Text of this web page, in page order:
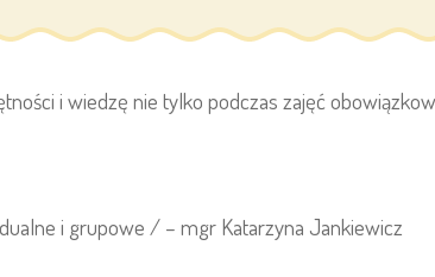
i wiedzę nie tylko podczas zajęć
i grupowe / – mgr Katarzyna Jankiewicz